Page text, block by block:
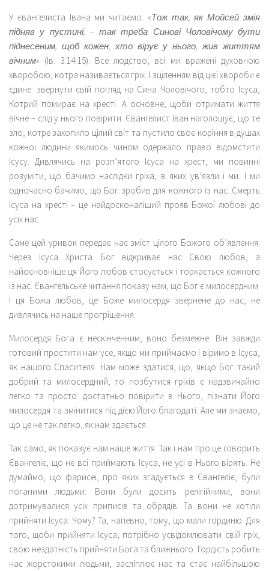
У євангелиста Івана ми читаємо: «Тож так, як Мойсей змія
підняв у пустині, – так треба Синові Чоловічому бути
піднесеним, щоб кожен, хто вірує у нього, жив життям
вічним» (Ів. 3:14-15). Все людство, всі ми вражені духовною
хворобою, котра називається гріх. І зціленням від цієї хвороби є
єдине: звернути свій погляд на Сина Чоловічого, тобто Ісуса,
Котрий помирає на хресті. А основне, щоби отримати життя
вічне – слід у нього повірити. Євангелист Іван наголошує, що те
зло, котре захопило цілий світ та пустило своє коріння в душах
кожної людини якимось чином одержало право відомстити
Ісусу. Дивлячись на розп’ятого Ісуса на хрест, ми повинні
розуміти, що бачимо наслідки гріха, в яких ув’язли і ми. І ми
одночасно бачимо, що Бог зробив для кожного із нас. Смерть
Ісуса на хресті – це найдосконаліший прояв Божої любові до
усіх нас.
Саме цей уривок передає нас зміст цілого Божого об’явлення.
Через Ісуса Христа Бог відкриває нас Свою любов, а
найосновніше ця Його любов стосується і торкається кожного
із нас. Євангельське читання показу нам, що Бог є милосердним.
І ця Божа любов, це Боже милосердя звернене до нас, не
дивлячись на наше прогрішення.
Милосердя Бога є нескінченним, воно безмежне. Він завжди
готовий простити нам усе, якщо ми приймаємо і віримо в Ісуса,
як нашого Спасителя. Нам може здатися, що, якщо Бог такий
добрий та милосердний, то позбутися гріхів є надзвичайно
легко та просто: достатньо повірити в Нього, пізнати Його
милосердя та змінитися під дією Його благодаті. Але ми знаємо,
що це не так легко, як нам здається.
Так само, як показує нам наше життя. Так і нам про це говорить
Євангеліє, що не всі приймають Ісуса, не усі в Нього вірять. Не
думаймо, що фарисеї, про яких згадується в Євангеліє, були
поганими людьми. Вони були досить релігійними, вони
дотримувалися усіх приписів та обрядів. Та вони не хотіли
прийняти Ісуса. Чому? Та, напевно, тому, що мали гординю. Для
того, щоби прийняти Ісуса, потрібно усвідомлювати свій гріх,
свою нездатність прийняти Бога та ближнього. Гордість робить
нас жорстокими людьми, засліплює нас та стає найбільшою